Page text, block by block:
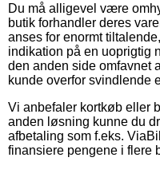
Du må alligevel være
butik forhandler deres
anses for enormt
indikation på en uoprigtig
den anden side omfavnet
kunde overfor svindlende
Vi anbefaler kortkøb eller
anden løsning kunne du
afbetaling som f.eks.
finansiere pengene i flere